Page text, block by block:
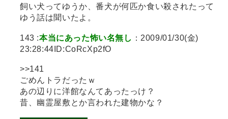
飼い犬ってゆうか、番犬が何匹か食い殺されたって
ゆう話は聞いたよ。
143 :本当にあった怖い名無し ：2009/01/30(金)
23:28:44ID:CoRcXp2fO
>>141
ごめんトラだったｗ
あの辺りに洋館なんてあったっけ？
昔、幽霊屋敷とか言われた建物かな？